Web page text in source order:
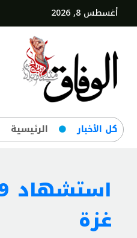
أغسطس 8, 2026
کل‌ الأخبار الرئيسية
غزة